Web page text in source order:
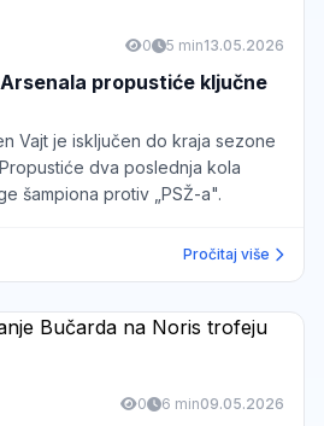
0 5 min13.05.2026
propustiće ključne
Vajt je isključen do kraja sezone
dva poslednja kola
šampiona protiv „PSŽ-a".
Pročitaj više
0 6 min09.05.2026